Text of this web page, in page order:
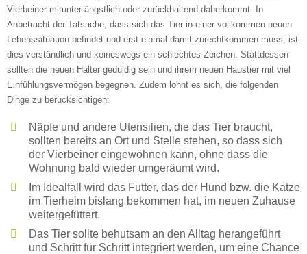
Vierbeiner mitunter ängstlich oder zurückhaltend daherkommt. In
Anbetracht der Tatsache, dass sich das Tier in einer vollkommen neuen
Lebenssituation befindet und erst einmal damit zurechtkommen muss, ist
dies verständlich und keineswegs ein schlechtes Zeichen. Stattdessen
sollten die neuen Halter geduldig sein und ihrem neuen Haustier mit viel
Einfühlungsvermögen begegnen. Zudem lohnt es sich, die folgenden
Dinge zu berücksichtigen:
Näpfe und andere Utensilien, die das Tier braucht,
sollten bereits an Ort und Stelle stehen, so dass sich
der Vierbeiner eingewöhnen kann, ohne dass die
Wohnung bald wieder umgeräumt wird.
Im Idealfall wird das Futter, das der Hund bzw. die Katze
im Tierheim bislang bekommen hat, im neuen Zuhause
weitergefüttert.
Das Tier sollte behutsam an den Alltag herangeführt
und Schritt für Schritt integriert werden, um eine Chance